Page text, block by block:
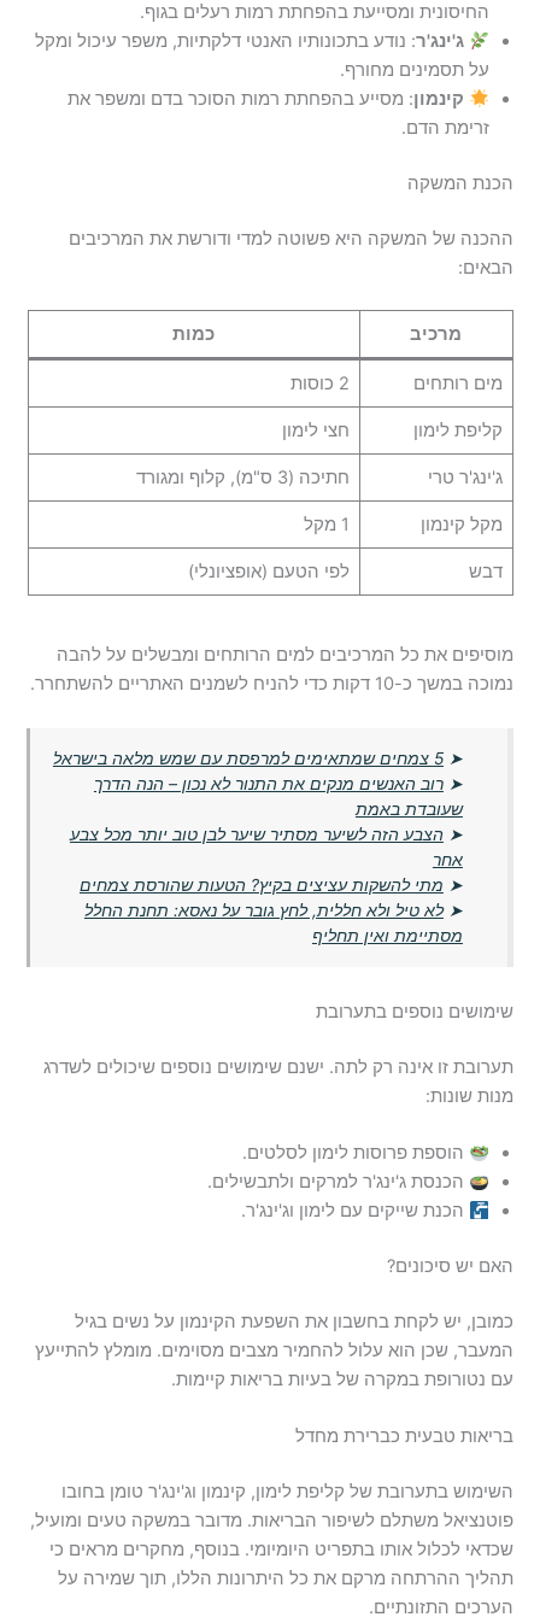
החיסונית ומסייעת בהפחתת רמות רעלים בגוף.
ג'ינג'ר: נודע בתכונותיו האנטי דלקתיות, משפר עיכול ומקל
על תסמינים מחורף.
קינמון: מסייע בהפחתת רמות הסוכר בדם ומשפר את
זרימת הדם.
הכנת המשקה
ההכנה של המשקה היא פשוטה למדי ודורשת את המרכיבים
הבאים:
מרכיב כמות
מים רותחים 2 כוסות
קליפת לימון חצי לימון
ג'ינג'ר טרי חתיכה (3 ס"מ), קלוף ומגורד
מקל קינמון 1 מקל
דבש לפי הטעם (אופציונלי)
מוסיפים את כל המרכיבים למים הרותחים ומבשלים על להבה
נמוכה במשך כ-10 דקות כדי להניח לשמנים האתריים להשתחרר.
➤5 צמחים שמתאימים למרפסת עם שמש מלאה בישראל
➤רוב האנשים מנקים את התנור לא נכון – הנה הדרך
שעובדת באמת
➤ הצבע הזה לשיער מסתיר שיער לבן טוב יותר מכל צבע
אחר
➤ מתי להשקות עציצים בקיץ? הטעות שהורסת צמחים
➤לא טיל ולא חללית, לחץ גובר על נאסא: תחנת החלל
מסתיימת ואין תחליף
שימושים נוספים בתערובת
תערובת זו אינה רק לתה. ישנם שימושים נוספים שיכולים לשדרג
מנות שונות:
הוספת פרוסות לימון לסלטים.
הכנסת ג'ינג'ר למרקים ולתבשילים.
הכנת שייקים עם לימון וג'ינג'ר.
האם יש סיכונים?
כמובן, יש לקחת בחשבון את השפעת הקינמון על נשים בגיל
המעבר, שכן הוא עלול להחמיר מצבים מסוימים. מומלץ להתייעץ
עם נטורופת במקרה של בעיות בריאות קיימות.
בריאות טבעית כברירת מחדל
השימוש בתערובת של קליפת לימון, קינמון וג'ינג'ר טומן בחובו
פוטנציאל משתלם לשיפור הבריאות. מדובר במשקה טעים ומועיל,
שכדאי לכלול אותו בתפריט היומיומי. בנוסף, מחקרים מראים כי
תהליך ההרתחה מרקם את כל היתרונות הללו, תוך שמירה על
הערכים התזונתיים.